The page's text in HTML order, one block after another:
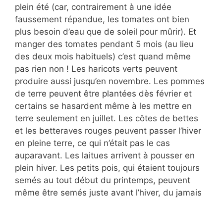
plein été (car, contrairement à une idée
faussement répandue, les tomates ont bien
plus besoin d’eau que de soleil pour mûrir). Et
manger des tomates pendant 5 mois (au lieu
des deux mois habituels) c’est quand même
pas rien non ! Les haricots verts peuvent
produire aussi jusqu’en novembre. Les pommes
de terre peuvent être plantées dès février et
certains se hasardent même à les mettre en
terre seulement en juillet. Les côtes de bettes
et les betteraves rouges peuvent passer l’hiver
en pleine terre, ce qui n’était pas le cas
auparavant. Les laitues arrivent à pousser en
plein hiver. Les petits pois, qui étaient toujours
semés au tout début du printemps, peuvent
même être semés juste avant l’hiver, du jamais